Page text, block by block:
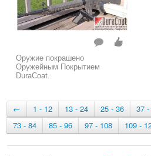
Оружие покрашено
Оружейным Покрытием
DuraCoat.
← 1 - 12 13 - 24 25 - 36 37
73 - 84
85 - 96 97 - 108 109 -